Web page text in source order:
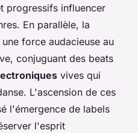
progressifs influencer
En parallèle, la
force audacieuse au
conjuguant des beats
vives qui
L'ascension de ces
l'émergence de labels
l'esprit